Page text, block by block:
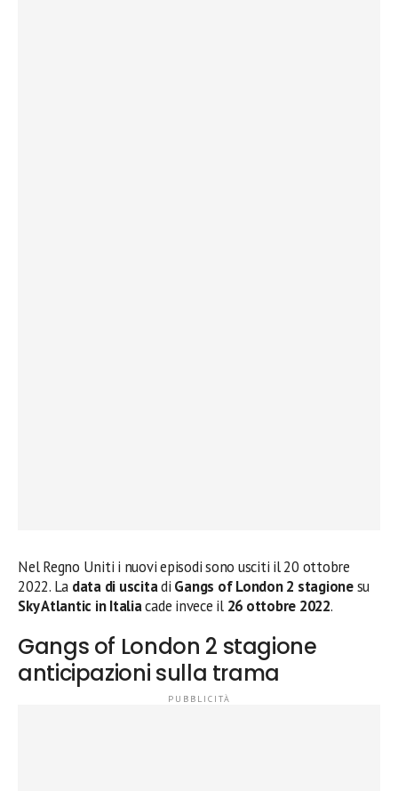
Nel Regno Uniti i nuovi episodi sono usciti il 20 ottobre
2022. La data di uscitadi Gangs of London 2 stagionesu
Sky Atlantic in Italiacade invece il 26 ottobre 2022.
Gangs of London 2 stagione
anticipazioni sulla trama